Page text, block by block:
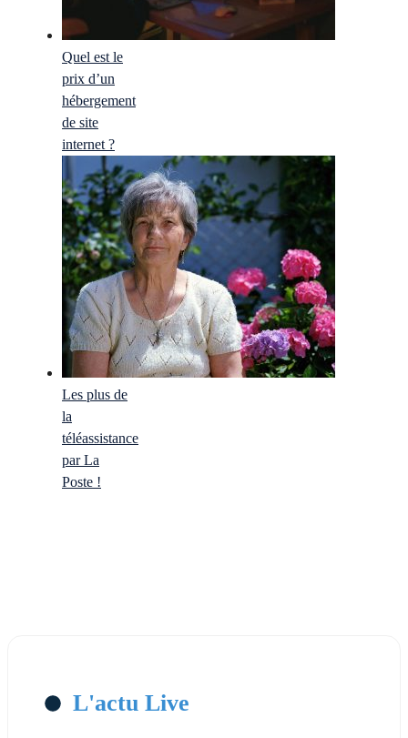
Quel est le
prix d’un
hébergement
de site
internet ?
Les plus de
la
téléassistance
par La
Poste !
L'actu Live